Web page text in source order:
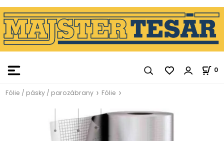
0
Fólie / pásky / parozábrany Fólie